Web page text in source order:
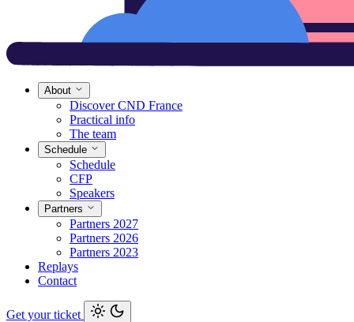
About
Discover CND France
Practical info
The team
Schedule
Schedule
CFP
Speakers
Partners
Partners 2027
Partners 2026
Partners 2023
Replays
Contact
Get your ticket